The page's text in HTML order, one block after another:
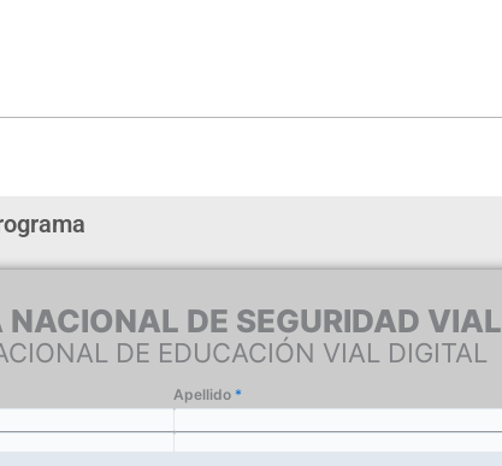
NACIONAL DE SEGURIDAD VIAL
DE EDUCACIÓN VIAL DIGITAL
Apellido*